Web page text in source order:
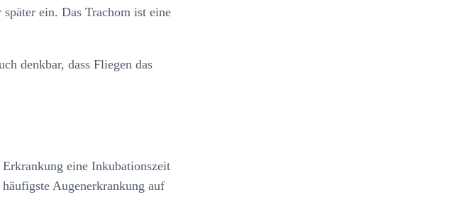
ein. Das Trachom ist eine
denkbar, dass Fliegen das
eine Inkubationszeit
Augenerkrankung auf